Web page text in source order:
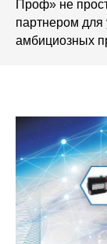
Проф» не
партнером
амбициозных